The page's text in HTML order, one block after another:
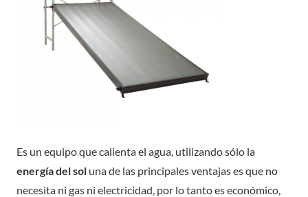
Es un equipo que calienta el agua, utilizando sólo la
energía del sol una de las principales ventajas es que no
necesita ni gas ni electricidad, por lo tanto es económico,